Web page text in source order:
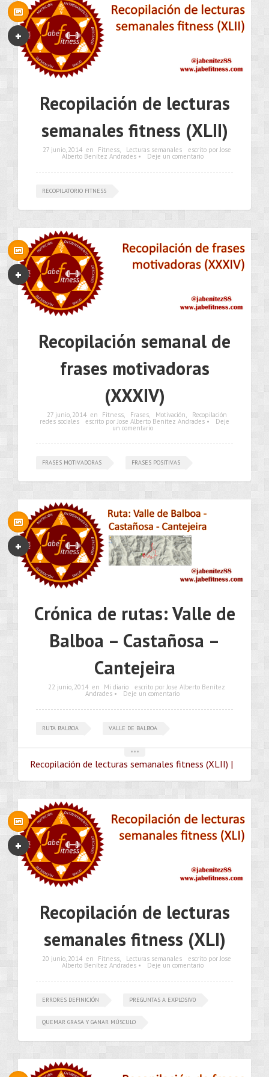
Recopilación de lecturas
semanales fitness (XLII)
27 junio, 2014 en Fitness, Lecturas semanales escrito por Jose
Alberto Benítez Andrades • Deje un comentario
RECOPILATORIO FITNESS
Recopilación semanal de
frases motivadoras
(XXXIV)
27 junio, 2014 en Fitness, Frases, Motivación, Recopilación
redes sociales escrito por Jose Alberto Benítez Andrades • Deje
un comentario
FRASES MOTIVADORAS FRASES POSITIVAS
Crónica de rutas: Valle de
Balboa – Castañosa –
Cantejeira
22 junio, 2014 en Mi diario escrito por Jose Alberto Benítez
Andrades • Deje un comentario
RUTA BALBOA VALLE DE BALBOA
Recopilación de lecturas semanales fitness (XLII) |
•••
Recopilación de lecturas
semanales fitness (XLI)
20 junio, 2014 en Fitness, Lecturas semanales escrito por Jose
Alberto Benítez Andrades • Deje un comentario
ERRORES DEFINICIÓN PREGUNTAS A EXPLOSIV0
QUEMAR GRASA Y GANAR MÚSCULO